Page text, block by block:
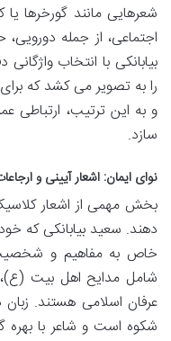
شعرهایی مانند گورخرها
اجتماعی، از جمله
بیابانکی با انتخاب
را به تصویر می کشد که
و به این ترتیب، ارتباطی
سازد.
نوای ایمان: اشعار آیینی و
بخش مهمی از اشعار
دهند. سعید بیابانکی که
خاص به مفاهیم و
شامل مدایح اهل بیت (ع)،
عرفان اسلامی هستند.
شکوه است و شاعر با بهره